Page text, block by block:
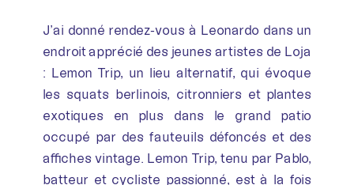
J’ai donné rendez-vous à Leonardo dans un
endroit apprécié des jeunes artistes de Loja
: Lemon Trip, un lieu alternatif, qui évoque
les squats berlinois, citronniers et plantes
exotiques en plus dans le grand patio
occupé par des fauteuils défoncés et des
affiches vintage. Lemon Trip, tenu par Pablo,
batteur et cycliste passionné, est à la fois